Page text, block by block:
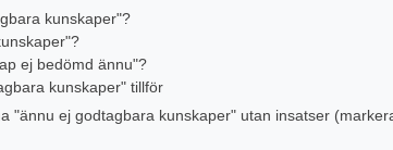
kunskaper"?
ej bedömd ännu"?
kunskaper" tillför
"ännu ej godtagbara kunskaper" utan insatser